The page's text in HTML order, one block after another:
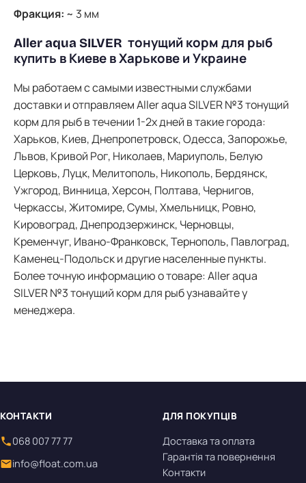
Фракция: ~ 3 мм
Aller aqua SILVER тонущий корм для рыб
купить в Киеве в Харькове и Украине
Мы работаем с самыми известными службами
доставки и отправляем Aller aqua SILVER №3 тонущий
корм для рыб в течении 1-2х дней в такие города:
Харьков, Киев, Днепропетровск, Одесса, Запорожье,
Львов, Кривой Рог, Николаев, Мариуполь, Белую
Церковь, Луцк, Мелитополь, Никополь, Бердянск,
Ужгород, Винница, Херсон, Полтава, Чернигов,
Черкассы, Житомире, Сумы, Хмельницк, Ровно,
Кировоград, Днепродзержинск, Черновцы,
Кременчуг, Ивано-Франковск, Тернополь, Павлоград,
Каменец-Подольск и другие населенные пункты.
Более точную информацию о товаре: Aller aqua
SILVER №3 тонущий корм для рыб узнавайте у
менеджера.
КОНТАКТИ
068 007 77 77
info@float.com.ua
ДЛЯ ПОКУПЦІВ
Доставка та оплата
Гарантія та повернення
Контакти